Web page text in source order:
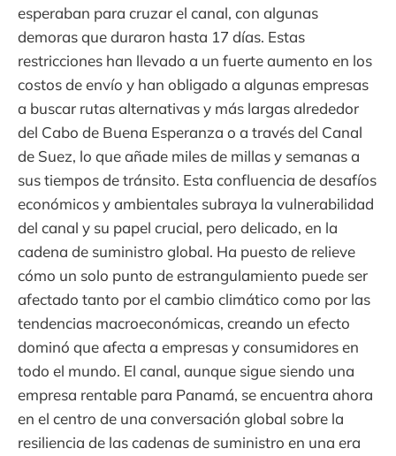
esperaban para cruzar el canal, con algunas
demoras que duraron hasta 17 días. Estas
restricciones han llevado a un fuerte aumento en los
costos de envío y han obligado a algunas empresas
a buscar rutas alternativas y más largas alrededor
del Cabo de Buena Esperanza o a través del Canal
de Suez, lo que añade miles de millas y semanas a
sus tiempos de tránsito. Esta confluencia de desafíos
económicos y ambientales subraya la vulnerabilidad
del canal y su papel crucial, pero delicado, en la
cadena de suministro global. Ha puesto de relieve
cómo un solo punto de estrangulamiento puede ser
afectado tanto por el cambio climático como por las
tendencias macroeconómicas, creando un efecto
dominó que afecta a empresas y consumidores en
todo el mundo. El canal, aunque sigue siendo una
empresa rentable para Panamá, se encuentra ahora
en el centro de una conversación global sobre la
resiliencia de las cadenas de suministro en una era